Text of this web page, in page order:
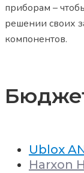
приборам –
решении своих
компонентов.
Ublox
Harxon